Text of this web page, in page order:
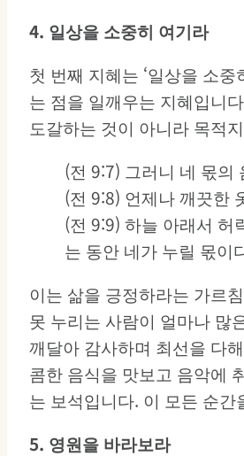
4. 일상을 소중히 여기라
첫 번째 지혜는 ‘일상을 소
는 점을 일깨우는 지혜입니
도갈하는 것이 아니라 목적
(전 9:7) 그러니 네 몫의
(전 9:8) 언제나 깨끗한
(전 9:9) 하늘 아래서 허
는 동안 네가 누릴 몫이
이는 삶을 긍정하라는 가르
못 누리는 사람이 얼마나 많
깨달아 감사하며 최선을 다
콤한 음식을 맛보고 음악에
는 보석입니다. 이 모든 순
5. 영원을 바라보라